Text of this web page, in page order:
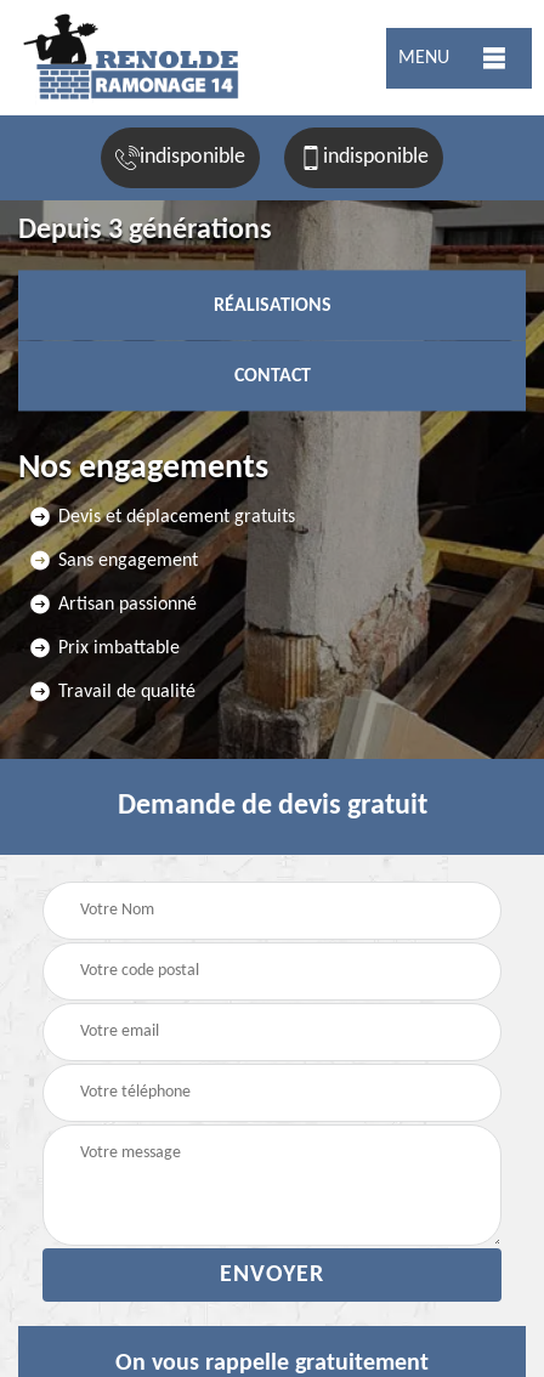
MENU
indisponible indisponible
Depuis 3 générations
RÉALISATIONS
CONTACT
Nos engagements
Devis et déplacement gratuits
Sans engagement
Artisan passionné
Prix imbattable
Travail de qualité
Demande de devis gratuit
On vous rappelle gratuitement